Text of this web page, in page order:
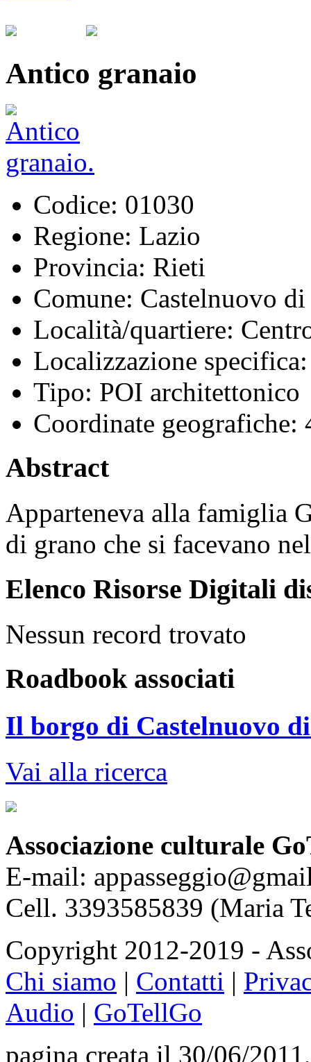
Antico granaio
Codice: 01030
Regione: Lazio
Provincia: Rieti
Comune: Castelnuovo
Località/quartiere:
Localizzazione specifica:
Tipo: POI architettonico
Coordinate geografiche:
Abstract
Apparteneva alla famiglia
di grano che si facevano
Elenco Risorse Digitali
Nessun record trovato
Roadbook associati
Il borgo di Castelnuovo
Vai alla ricerca
Associazione culturale
E-mail:
Cell. 3393585839 (Maria
Copyright 2012-2019 -
Chi siamo | Contatti |
Audio | GoTellGo
pagina creata il 30/06/